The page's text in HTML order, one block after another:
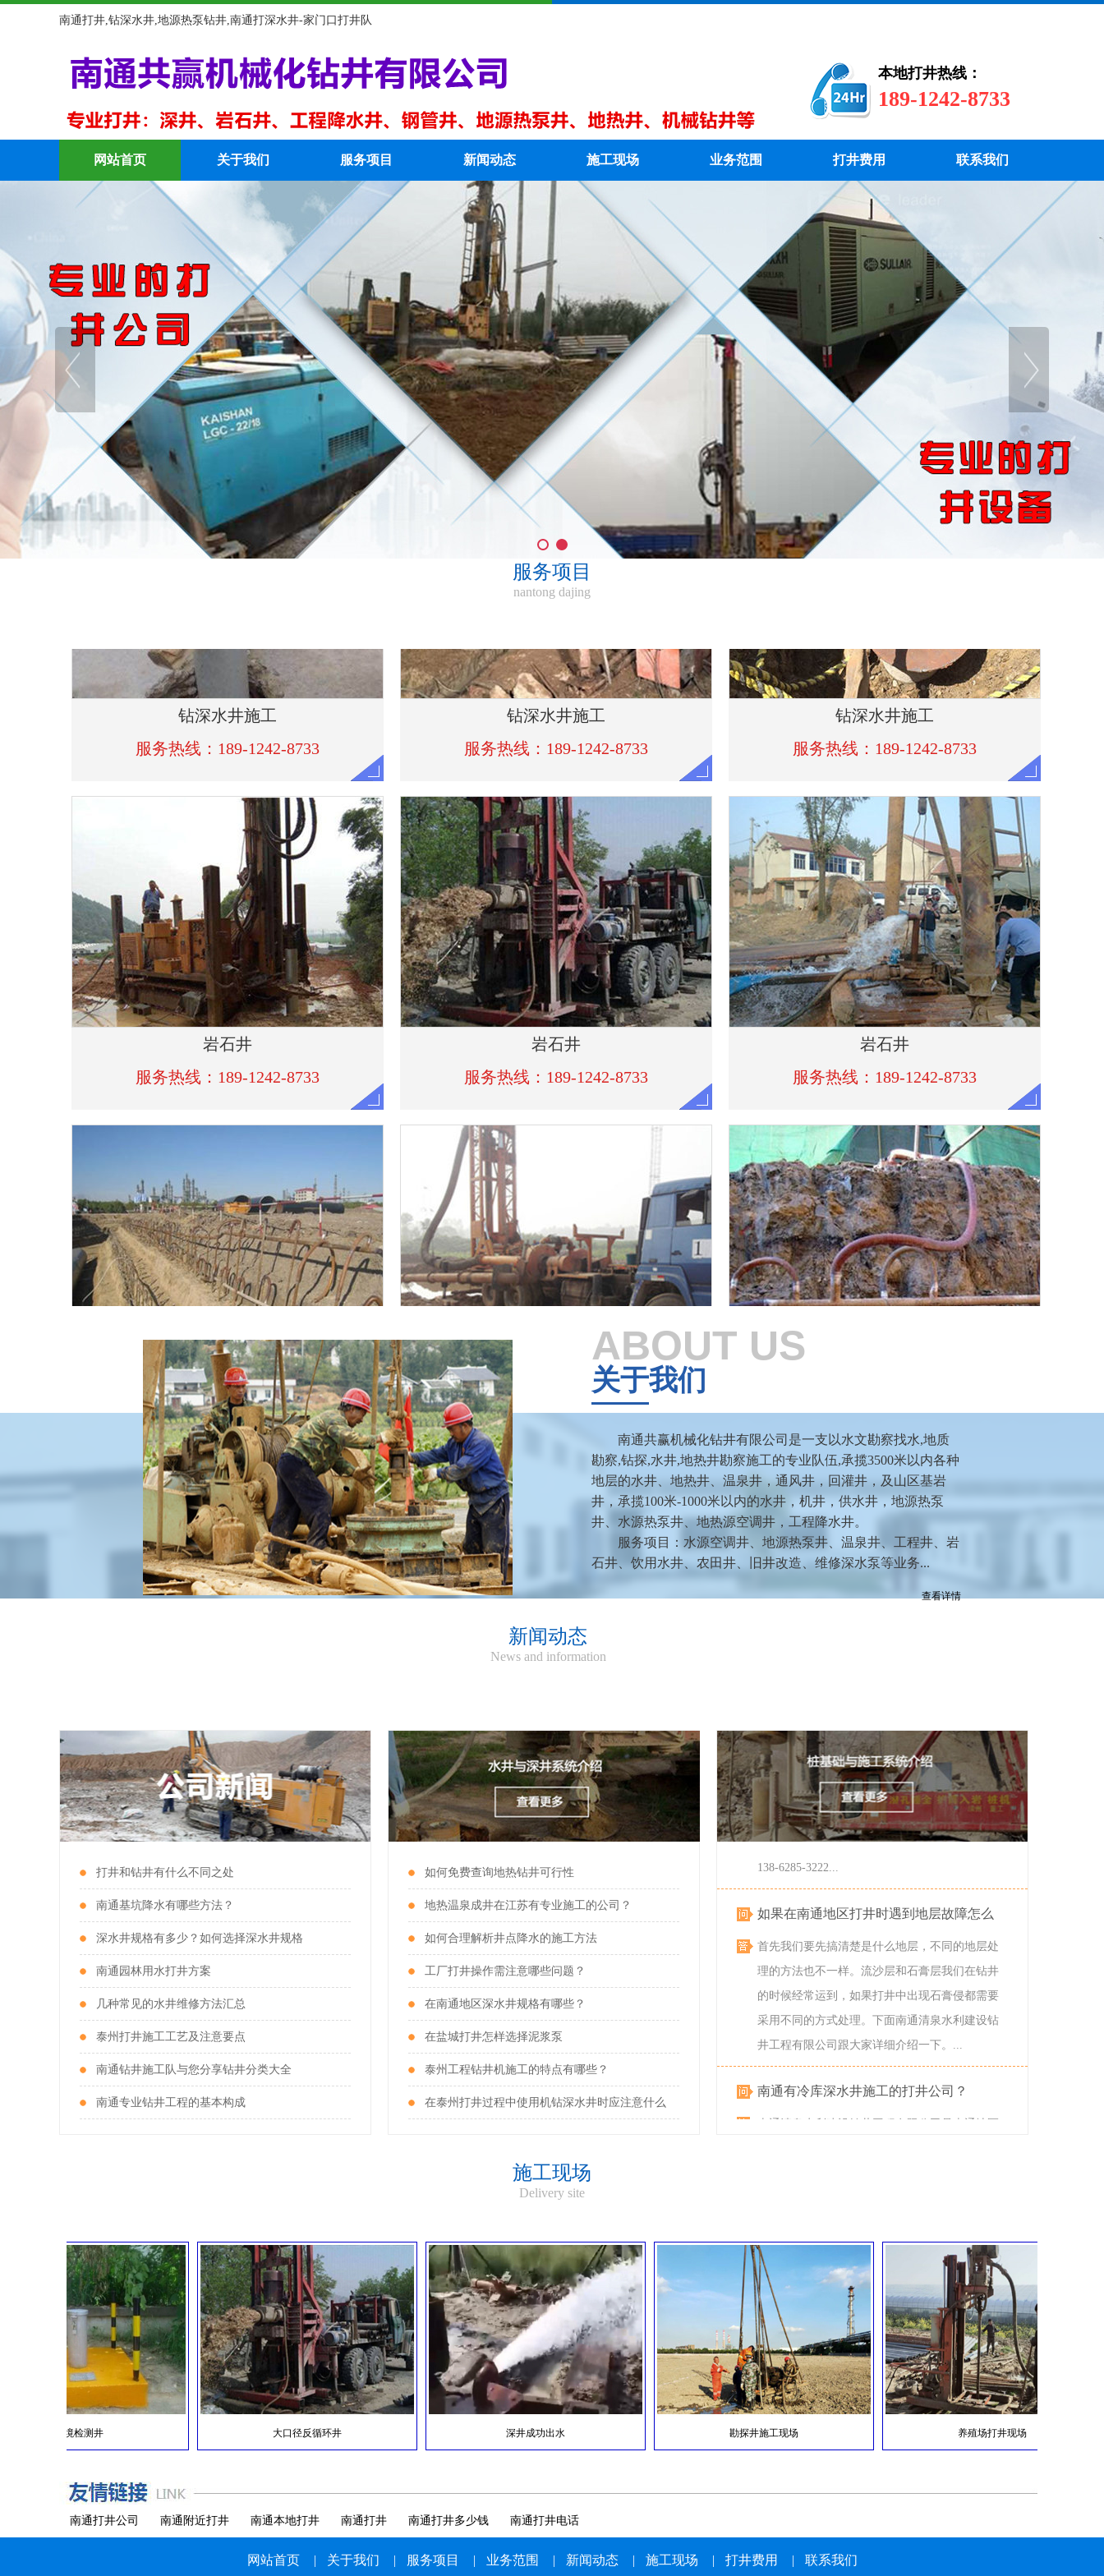
南通打井,钻深水井,地源热泵钻井,南通打深水井-家门口打井队
本地打井热线：
189-1242-8733
网站首页 关于我们 服务项目 新闻动态 施工现场 业务范围 打井费用 联系我们
服务项目
nantong dajing
钻深水井施工
服务热线：189-1242-8733
钻深水井施工
服务热线：189-1242-8733
钻深水井施工
服务热线：189-1242-8733
岩石井
服务热线：189-1242-8733
岩石井
服务热线：189-1242-8733
岩石井
服务热线：189-1242-8733
服务热线：189-1242-8733
服务热线：189-1242-8733
服务热线：189-1242-8733
机械钻井
钻深水井施工
服务热线：189-1242-8733
钻深水井施工
服务热线：189-1242-8733
钻深水井施工
服务热线：189-1242-8733
岩石井
服务热线：189-1242-8733
岩石井
服务热线：189-1242-8733
岩石井
服务热线：189-1242-8733
ABOUT US
关于我们
南通共赢机械化钻井有限公司是一支以水文勘察找水,地质
勘察,钻探,水井,地热井勘察施工的专业队伍,承揽3500米以内各种
地层的水井、地热井、温泉井，通风井，回灌井，及山区基岩
井，承揽100米-1000米以内的水井，机井，供水井，地源热泵
井、水源热泵井、地热源空调井，工程降水井。
服务项目：水源空调井、地源热泵井、温泉井、工程井、岩
石井、饮用水井、农田井、旧井改造、维修深水泵等业务...
查看详情
新闻动态
News and information
打井和钻井有什么不同之处
南通基坑降水有哪些方法？
深水井规格有多少？如何选择深水井规格
南通园林用水打井方案
几种常见的水井维修方法汇总
泰州打井施工工艺及注意要点
南通钻井施工队与您分享钻井分类大全
南通专业钻井工程的基本构成
如何免费查询地热钻井可行性
地热温泉成井在江苏有专业施工的公司？
如何合理解析井点降水的施工方法
工厂打井操作需注意哪些问题？
在南通地区深水井规格有哪些？
在盐城打井怎样选择泥浆泵
泰州工程钻井机施工的特点有哪些？
在泰州打井过程中使用机钻深水井时应注意什么
南通有冷库深水井施工的打井公司？
南通清泉水利建设钻井工程有限公司是南通地区
专业从事冷库深水井施工的公司，咨询热线：
如果在南通地区打井时遇到地层故障怎么
理的方法也不一样。流沙层和石膏层我们在钻井
的时候经常运到，如果打井中出现石膏侵都需要
采用不同的方式处理。下面南通清泉水利建设钻
井工程有限公司跟大家详细介绍一下。...
南通有冷库深水井施工的打井公司？
理的方法也不一样。流沙层和石膏层我们在钻井
的时候经常运到，如果打井中出现石膏侵都需要
采用不同的方式处理。下面南通清泉水利建设钻
井工程有限公司跟大家详细介绍一下。...
施工现场
Delivery site
环境检测井 大口径反循环井 深井成功出水 勘探井施工现场 养殖场打井现场
南通打井公司 南通附近打井 南通本地打井 南通打井 南通打井多少钱 南通打井电话
网站首页 | 关于我们 | 服务项目 | 业务范围 | 新闻动态 | 施工现场 | 打井费用 | 联系我们